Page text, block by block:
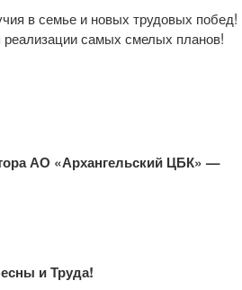
в семье и новых трудовых побед!
реализации самых смелых планов!
АО «Архангельский ЦБК» —
и Труда!